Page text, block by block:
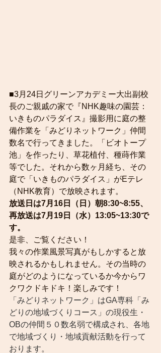
■3月24日グリーンアカデミー大出副校
長のご親戚の家で『NHK趣味の園芸：
いきものパラダイス』撮影用に庭の整
備作業を「みどりネットワーク」仲間
数名で行ってきました。「ビオトープ
池」を作ったり、草花植付、種蒔作業
等でした。それから数ヶ月経ち、その
庭で「いきものパラダイス」がEテレ
（NHK教育）で放映されます。
放送日は7月16日（日）朝8:30~8:55、
再放送は7月19日（水）13:05~13:30で
す。
是非、ご覧ください！
我々の作業風景写真がもしかすると放
映されるかもしれません。その当時の
庭がどのようになっているか今からワ
クワクドキドキ！楽しみです！
「みどりネットワーク」はGA専科「み
どりの地域づくりコース」の現役生・
OBの仲間５０数名弱で構成され、各地
で地域づくり・地域貢献活動を行って
おります。